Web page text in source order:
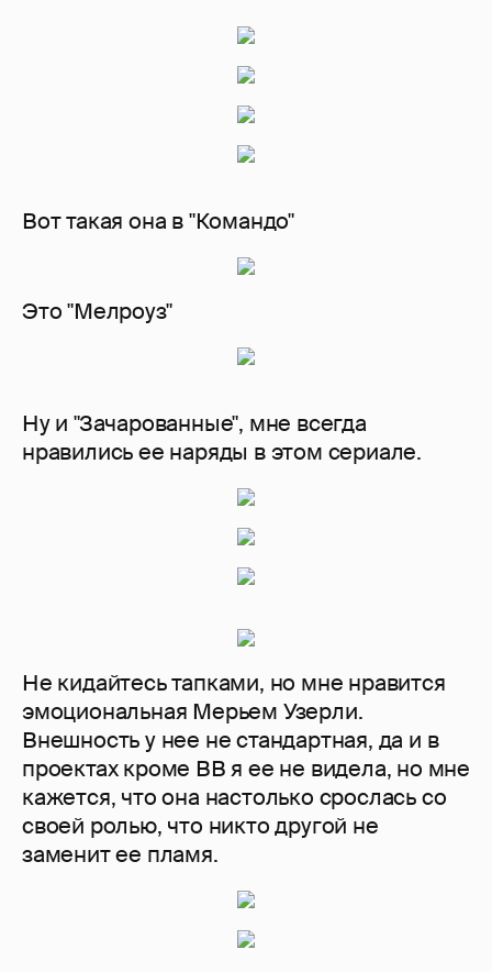
Вот такая она в "Командо"
Это "Мелроуз"
Ну и "Зачарованные", мне всегда
нравились ее наряды в этом сериале.
Не кидайтесь тапками, но мне нравится
эмоциональная Мерьем Узерли.
Внешность у нее не стандартная, да и в
проектах кроме ВВ я ее не видела, но мне
кажется, что она настолько срослась со
своей ролью, что никто другой не
заменит ее пламя.